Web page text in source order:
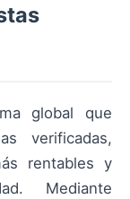
global que
verificadas,
rentables y
Mediante